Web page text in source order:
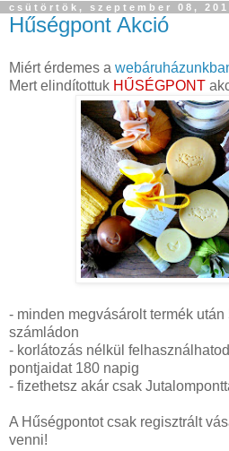
csütörtök, szeptember 08,
Hűségpont Akció
Miért érdemes a
Mert elindítottuk HŰSÉGPONT
- minden megvásárolt termék
számládon
- korlátozás nélkül
pontjaidat 180 napig
- fizethetsz akár csak
A Hűségpontot csak regisztrált
venni!